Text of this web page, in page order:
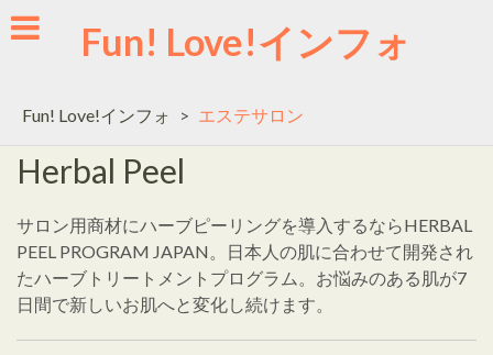
Skip
to
Fun! Love!インフォ
Fun! Love!インフォ > エステサロン
Herbal Peel
サロン用商材にハーブピーリングを導入するならHERBAL
PEEL PROGRAM JAPAN。日本人の肌に合わせて開発され
たハーブトリートメントプログラム。お悩みのある肌が7
日間で新しいお肌へと変化し続けます。